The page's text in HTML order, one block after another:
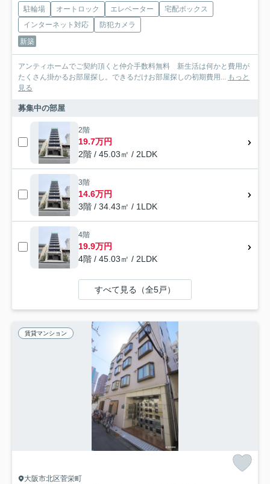
駐輪場 オートロック エレベーター
宅配ボックス
インターネット対応
防犯カメラ
新築
アンティホームでご契約頂くと仲介手数料無料 新生活は何かと費用が
たくさん掛かるお部屋探し。できるだけお部屋探しの初期費用... もっと
見る
募集中の部屋
2階
19.7万円
2階 / 45.03㎡ / 2LDK
3階
14.6万円
3階 / 34.43㎡ / 1LDK
4階
19.9万円
4階 / 45.03㎡ / 2LDK
すべて見る（全5戸）
賃貸マンション
大阪市北区菅栄町